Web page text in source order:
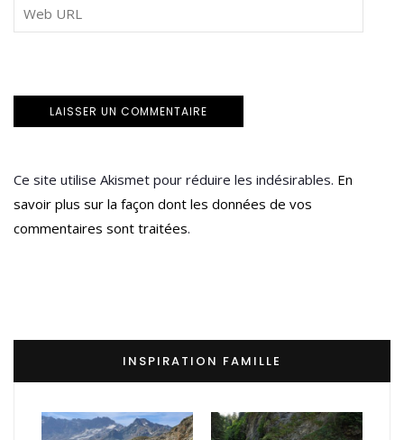
Ce site utilise Akismet pour réduire les indésirables. En
savoir plus sur la façon dont les données de vos
commentaires sont traitées.
INSPIRATION FAMILLE